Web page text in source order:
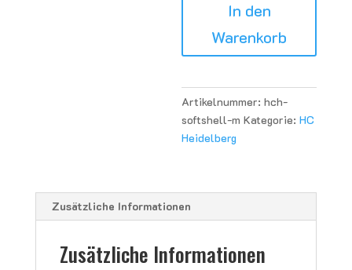
In den
Warenkorb
Artikelnummer:hch-
softshell-m Kategorie:HC
Heidelberg
Zusätzliche Informationen
Zusätzliche Informationen